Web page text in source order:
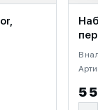
В
5